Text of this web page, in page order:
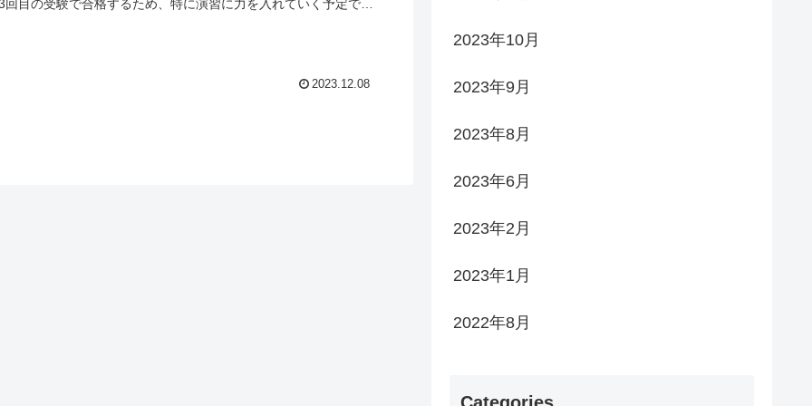
回目の受験で合格するため、特に演習に力を入れていく予定で
2023.12.08
2023年10月
2023年9月
2023年8月
2023年6月
2023年2月
2023年1月
2022年8月